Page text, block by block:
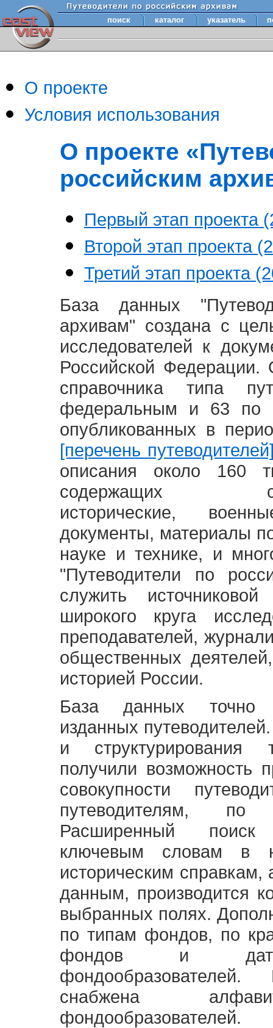
поиск каталог указатель
О проекте
Условия использования
О проекте
российским
Первый этап проекта
Второй этап проекта
Третий этап проекта
База данных
архивам" создана с
исследователей к
Российской
справочника типа
федеральным и 63 по
опубликованных в
[перечень
описания около 160
содержащих
исторические,
документы, материалы
науке и технике, и
"Путеводители по
служить
широкого круга
преподавателей,
общественных
историей России.
База данных точно
изданных
и структурирования
получили возможность
совокупности
путеводителям,
Расширенный
ключевым словам в
историческим
данным, производится
выбранных полях.
по типам фондов, по
фондов и
снабжена
фондообразователей.